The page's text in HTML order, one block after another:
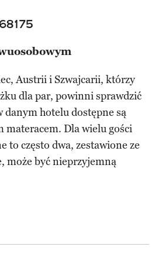
Austrii i Szwajcarii, którzy
dla par, powinni sprawdzić
danym hotelu dostępne są
materacem. Dla wielu gości
to często dwa, zestawione ze
może być nieprzyjemną